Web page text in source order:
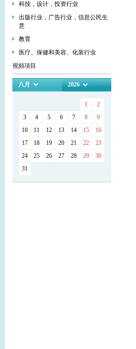
科技，设计，投资行业
出版行业，广告行业，信息公民生
意
教育
医疗、保健和美容、化装行业
視頻項目
八月 2026
1
2
3
4 5 6 7 8
9
10
11 12 13 14 15
16
17
18 19 20 21 22
23
24
25 26 27 28 29
30
31